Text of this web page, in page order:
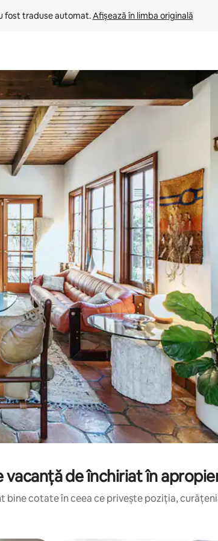
fost traduse automat. Afișează în limba originală
în jos sau prin gesturi de atingere ori glisare.
de închiriat în
bine cotate în ceea ce privește poziția,